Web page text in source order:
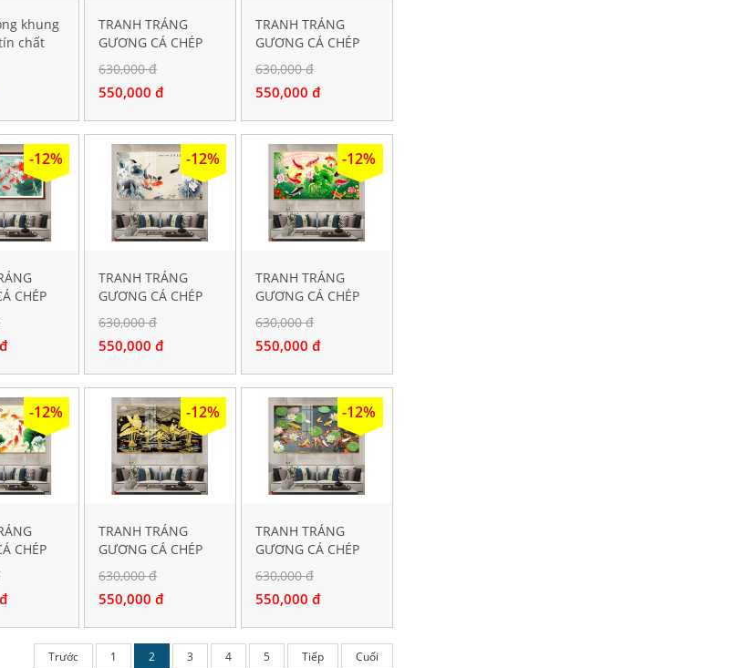
khung
chất
Đông
TRANH TRÁNG
GƯƠNG CÁ CHÉP
HOA SEN S1198
630,000 đ
550,000 đ
TRANH TRÁNG
GƯƠNG CÁ CHÉP
HOA SEN S0919
630,000 đ
550,000 đ
-12%
CHÉP
-12%
TRANH TRÁNG
GƯƠNG CÁ CHÉP
HOA SEN S805
630,000 đ
550,000 đ
-12%
TRANH TRÁNG
GƯƠNG CÁ CHÉP
HOA SEN S784
630,000 đ
550,000 đ
-12%
CHÉP
-12%
TRANH TRÁNG
GƯƠNG CÁ CHÉP
HOA SEN S678
630,000 đ
550,000 đ
-12%
TRANH TRÁNG
GƯƠNG CÁ CHÉP
HOA SEN S755
630,000 đ
550,000 đ
Trước 1 2 3 4 5 Tiếp Cuối